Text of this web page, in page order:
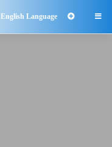

English Language